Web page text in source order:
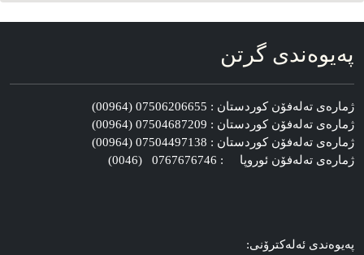
په‌یوه‌ندی گرتن
ژماره‌ی ته‌له‌فۆن کوردستان : 07506206655 (00964)
ژماره‌ی ته‌له‌فۆن کوردستان : 07504687209 (00964)
ژماره‌ی ته‌له‌فۆن کوردستان : 07504497138 (00964)
ژماره‌ی ته‌له‌فۆن ئوروپا : 0767676746 (0046)
په‌یوه‌ندی ئه‌له‌کترۆنی: